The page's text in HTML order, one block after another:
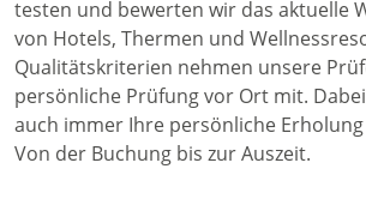
testen und bewerten wir das aktuelle
von Hotels, Thermen und
Qualitätskriterien nehmen unsere
persönliche Prüfung vor Ort mit.
auch immer Ihre persönliche
Von der Buchung bis zur Auszeit.